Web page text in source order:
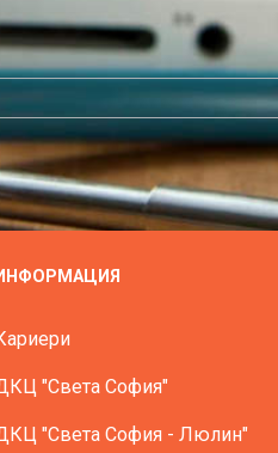
"Света София"
"Света София - Люлин"